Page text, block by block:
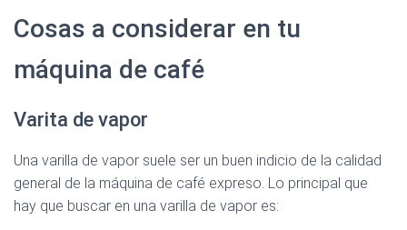
Ver en Amazon >
Cosas a considerar en tu
máquina de café
Varita de vapor
Una varilla de vapor suele ser un buen indicio de la calidad
general de la máquina de café expreso. Lo principal que
hay que buscar en una varilla de vapor es: